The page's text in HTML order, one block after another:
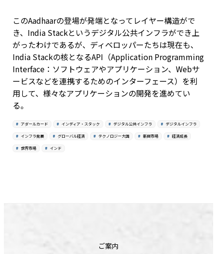
このAadhaarの登場が発端となってレイヤー構造がで
き、India Stackというデジタル公共インフラができ上
がったわけであるが、ディベロッパーたちは現在も、
India Stackの核となるAPI（Application Programming
Interface：ソフトウェアやアプリケーション、Webサ
ービスなどを連携するためのインターフェース）を利
用して、様々なアプリケーションの開発を進めてい
る。
アダールカード インディア・スタック デジタル公共インフラ デジタルインフラ
インフラ発展 グローバル経済 テクノロジー大国 新興市場 経済成長
世界市場 インド
ご案内